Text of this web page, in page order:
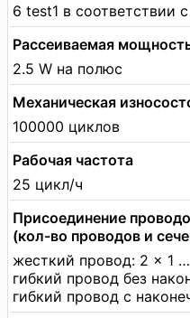
6 test1 в соответствии
Рассеиваемая
2.5 W на полюс
Механическая
100000 циклов
Рабочая частота
25 цикл/ч
Присоединение
(кол-во проводов и
жесткий провод: 2 × 1
гибкий провод без
гибкий провод с